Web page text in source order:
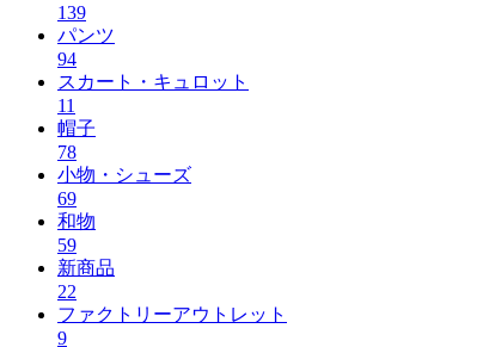
139
パンツ
94
スカート・キュロット
11
帽子
78
小物・シューズ
69
和物
59
新商品
22
ファクトリーアウトレット
9